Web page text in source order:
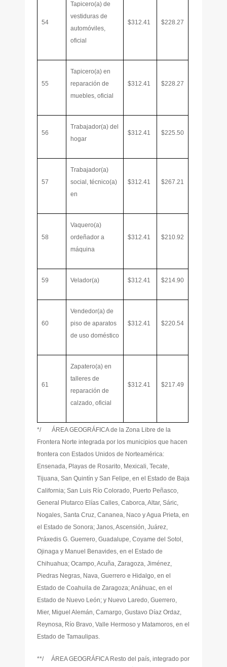
54
Tapicero(a) de
vestiduras de
automóviles,
oficial
$312.41 $228.27
55
Tapicero(a) en
reparación de
muebles, oficial
$312.41 $228.27
56
Trabajador(a) del
hogar
$312.41 $225.50
57
Trabajador(a)
social, técnico(a)
en
$312.41 $267.21
58
Vaquero(a)
ordeñador a
máquina
$312.41 $210.92
59 Velador(a) $312.41 $214.90
60
Vendedor(a) de
piso de aparatos
de uso doméstico
$312.41 $220.54
61
Zapatero(a) en
talleres de
reparación de
calzado, oficial
$312.41 $217.49
*/ ÁREA GEOGRÁFICA de la Zona Libre de la
Frontera Norte integrada por los municipios que hacen
frontera con Estados Unidos de Norteamérica:
Ensenada, Playas de Rosarito, Mexicali, Tecate,
Tijuana, San Quintín y San Felipe, en el Estado de Baja
California; San Luis Río Colorado, Puerto Peñasco,
General Plutarco Elías Calles, Caborca, Altar, Sáric,
Nogales, Santa Cruz, Cananea, Naco y Agua Prieta, en
el Estado de Sonora; Janos, Ascensión, Juárez,
Práxedis G. Guerrero, Guadalupe, Coyame del Sotol,
Ojinaga y Manuel Benavides, en el Estado de
Chihuahua; Ocampo, Acuña, Zaragoza, Jiménez,
Piedras Negras, Nava, Guerrero e Hidalgo, en el
Estado de Coahuila de Zaragoza; Anáhuac, en el
Estado de Nuevo León; y Nuevo Laredo, Guerrero,
Mier, Miguel Alemán, Camargo, Gustavo Díaz Ordaz,
Reynosa, Río Bravo, Valle Hermoso y Matamoros, en el
Estado de Tamaulipas.
**/ ÁREA GEOGRÁFICA Resto del país, integrado por